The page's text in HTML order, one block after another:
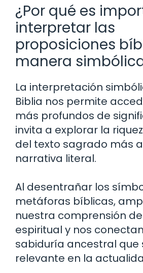
¿Por qué es
interpretar las
proposiciones
manera
La interpretación
Biblia nos permite
más profundos de
invita a explorar la
del texto sagrado más
narrativa literal.
Al desentrañar los
metáforas bíblicas,
nuestra comprensión
espiritual y nos
sabiduría ancestral que
relevante en la